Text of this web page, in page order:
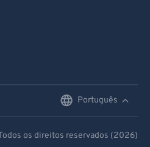
Português
os direitos reservados (2026)